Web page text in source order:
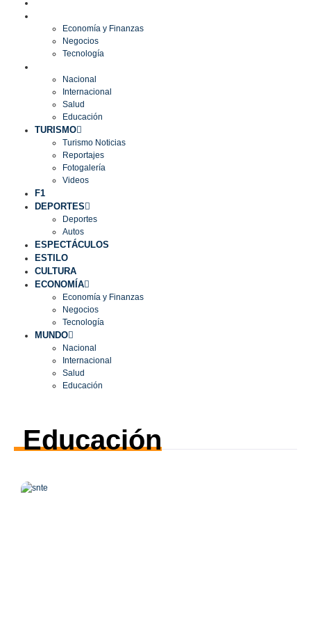
Economía y Finanzas
Negocios
Tecnología
Nacional
Internacional
Salud
Educación
TURISMO
Turismo Noticias
Reportajes
Fotogalería
Videos
F1
DEPORTES
Deportes
Autos
ESPECTÁCULOS
ESTILO
CULTURA
ECONOMÍA
Economía y Finanzas
Negocios
Tecnología
MUNDO
Nacional
Internacional
Salud
Educación
Educación